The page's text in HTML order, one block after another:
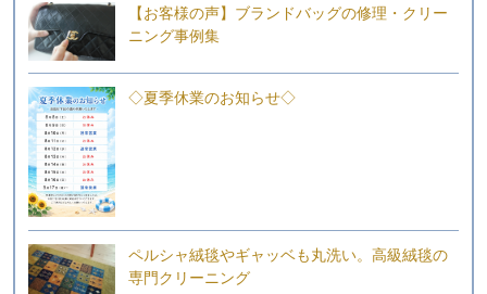
【お客様の声】ブランドバッグの修理・クリー
ニング事例集
◇夏季休業のお知らせ◇
ペルシャ絨毯やギャッベも丸洗い。高級絨毯の
専門クリーニング